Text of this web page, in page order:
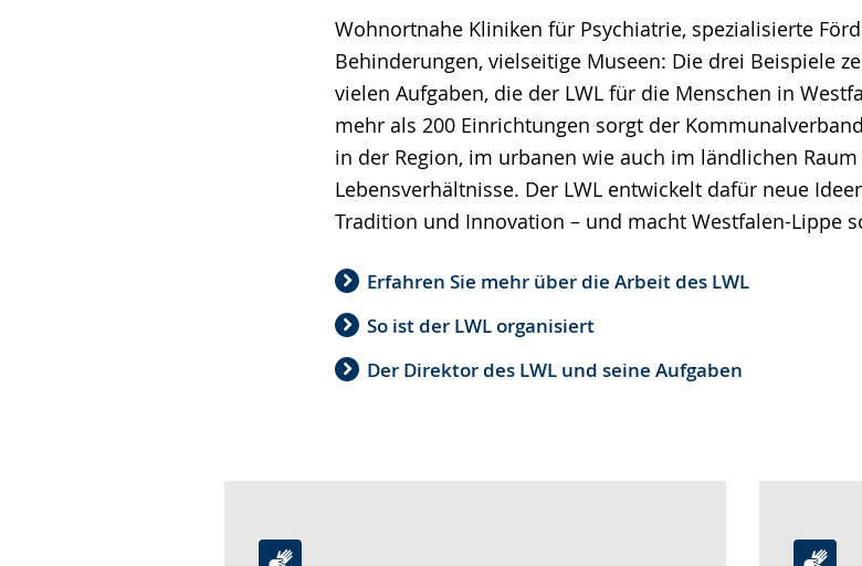
Wohnortnahe Kliniken für Psychiatrie, spezialisierte
Behinderungen, vielseitige Museen: Die drei Beispiele
vielen Aufgaben, die der LWL für die Menschen in
mehr als 200 Einrichtungen sorgt der
in der Region, im urbanen wie auch im ländlichen Raum
Lebensverhältnisse. Der LWL entwickelt dafür neue
Tradition und Innovation – und macht Westfalen-Lippe
Erfahren Sie mehr über die Arbeit des LWL
So ist der LWL organisiert
Der Direktor des LWL und seine Aufgaben
wechseln.
Deutscher
Gebärdensprache
wird
angezeigt.